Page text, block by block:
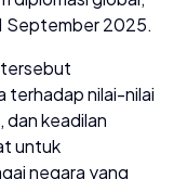
September 2025.
tersebut
terhadap nilai-nilai
dan keadilan
untuk
negara yang